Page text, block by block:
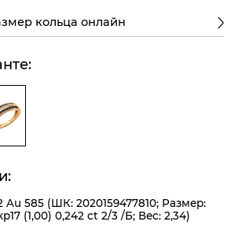
кольца онлайн
Au 585 (ШК: 2020159477810; Размер:
(1,00) 0,242 ct 2/3 /Б; Вес: 2,34)